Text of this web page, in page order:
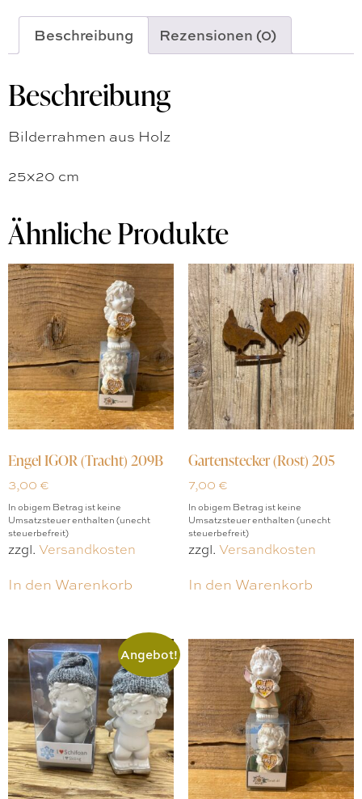
Beschreibung Rezensionen (0)
Beschreibung
Bilderrahmen aus Holz
25×20 cm
Ähnliche Produkte
Engel IGOR (Tracht) 209B
3,00 €
In obigem Betrag ist keine
Umsatzsteuer enthalten (unecht
steuerbefreit)
zzgl. Versandkosten
In den Warenkorb
Gartenstecker (Rost) 205
7,00 €
In obigem Betrag ist keine
Umsatzsteuer enthalten (unecht
steuerbefreit)
zzgl. Versandkosten
In den Warenkorb
Angebot!